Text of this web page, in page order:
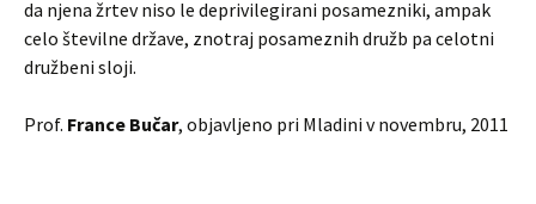
da njena žrtev niso le deprivilegirani posamezniki, ampak
celo številne države, znotraj posameznih družb pa celotni
družbeni sloji.
Prof. France Bučar, objavljeno pri Mladini v novembru, 2011